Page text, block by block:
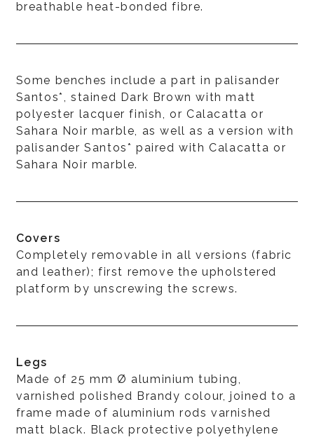
breathable heat-bonded fibre.
Some benches include a part in palisander
Santos*, stained Dark Brown with matt
polyester lacquer finish, or Calacatta or
Sahara Noir marble, as well as a version with
palisander Santos* paired with Calacatta or
Sahara Noir marble.
Covers
Completely removable in all versions (fabric
and leather); first remove the upholstered
platform by unscrewing the screws.
Legs
Made of 25 mm Ø aluminium tubing,
varnished polished Brandy colour, joined to a
frame made of aluminium rods varnished
matt black. Black protective polyethylene